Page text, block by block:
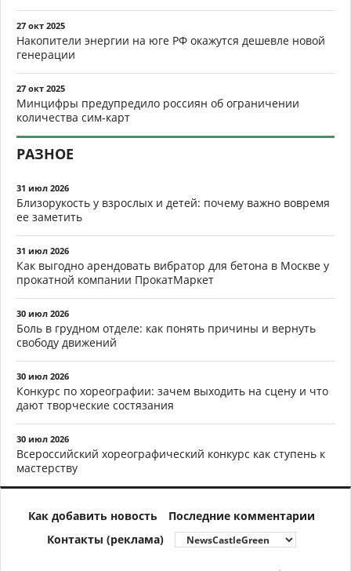
27 окт 2025
Накопители энергии на юге РФ окажутся дешевле новой
генерации
27 окт 2025
Минцифры предупредило россиян об ограничении
количества сим-карт
РАЗНОЕ
31 июл 2026
Близорукость у взрослых и детей: почему важно вовремя
ее заметить
31 июл 2026
Как выгодно арендовать вибратор для бетона в Москве у
прокатной компании ПрокатМаркет
30 июл 2026
Боль в грудном отделе: как понять причины и вернуть
свободу движений
30 июл 2026
Конкурс по хореографии: зачем выходить на сцену и что
дают творческие состязания
30 июл 2026
Всероссийский хореографический конкурс как ступень к
мастерству
Как добавить новость
Последние комментарии
Контакты (реклама)